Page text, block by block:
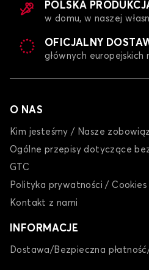
POLSKA
w domu, w naszej
OFICJALNY
głównych europejskich
O NAS
Kim jesteśmy / Nasze
Ogólne przepisy dotyczące
GTC
Polityka prywatności / Cookies
Kontakt z nami
INFORMACJE
Dostawa/Bezpieczna